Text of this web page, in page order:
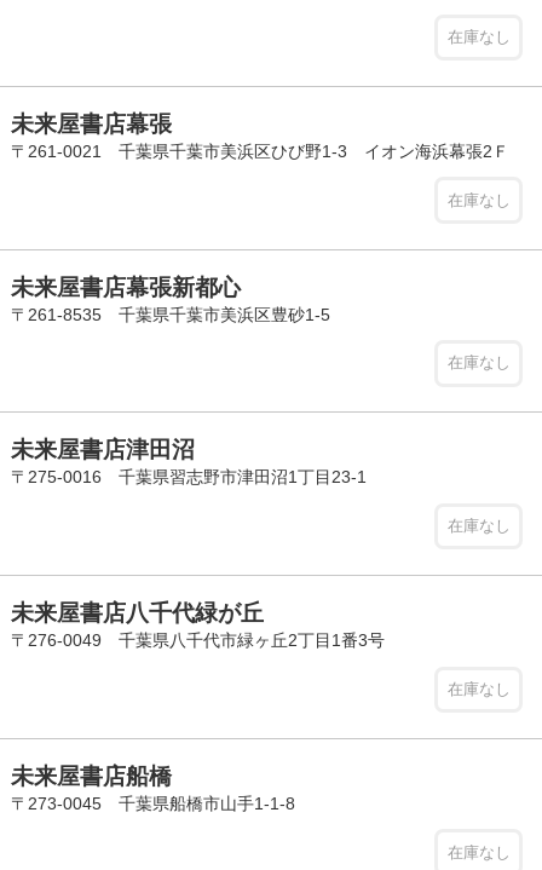
在庫なし
未来屋書店幕張
〒261-0021 千葉県千葉市美浜区ひび野1-3 イオン海浜幕張2Ｆ
在庫なし
未来屋書店幕張新都心
〒261-8535 千葉県千葉市美浜区豊砂1-5
在庫なし
未来屋書店津田沼
〒275-0016 千葉県習志野市津田沼1丁目23-1
在庫なし
未来屋書店八千代緑が丘
〒276-0049 千葉県八千代市緑ヶ丘2丁目1番3号
在庫なし
未来屋書店船橋
〒273-0045 千葉県船橋市山手1-1-8
在庫なし